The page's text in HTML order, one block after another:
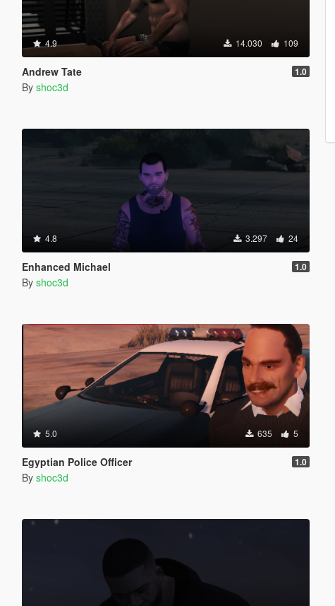
4.9 14.030 109
Andrew Tate 1.0
By shoc3d
4.8 3.297 24
Enhanced Michael 1.0
By shoc3d
5.0 635 5
Egyptian Police Officer 1.0
By shoc3d